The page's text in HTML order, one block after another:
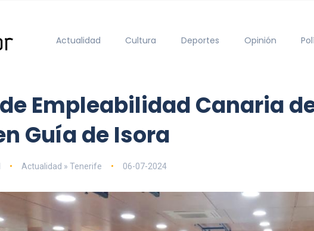
Actualidad Cultura Deportes Opinión
de Empleabilidad Canaria
Guía de Isora
Actualidad » Tenerife 06-07-2024